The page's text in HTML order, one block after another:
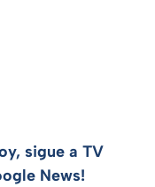
sigue a TV
News!